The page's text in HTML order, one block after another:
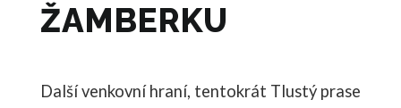
ŽAMBERKU
Další venkovní hraní, tentokrát Tlustý prase